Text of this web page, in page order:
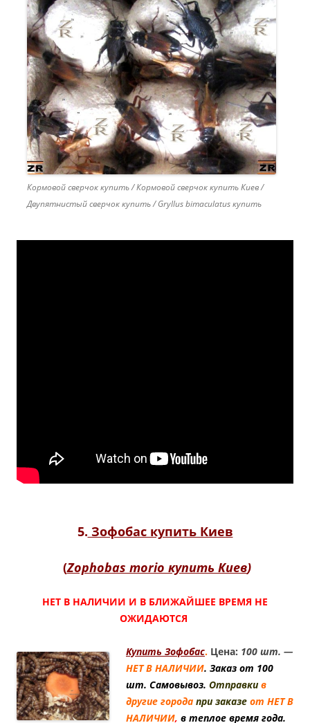
Кормовой сверчок купить / Кормовой сверчок купить Киев /
Двупятнистый сверчок купить / Gryllus bimaculatus купить
5. Зофобас купить Киев
(Zophobas morio купить Киев)
НЕТ В НАЛИЧИИ И В БЛИЖАЙШЕЕ ВРЕМЯ НЕ
ОЖИДАЮТСЯ
Купить Зофобас. Цена: 100 шт. —
НЕТ В НАЛИЧИИ. Заказ от 100
шт. Самовывоз. Отправкив
другие города при заказе от НЕТ В
НАЛИЧИИ, в теплое время года.